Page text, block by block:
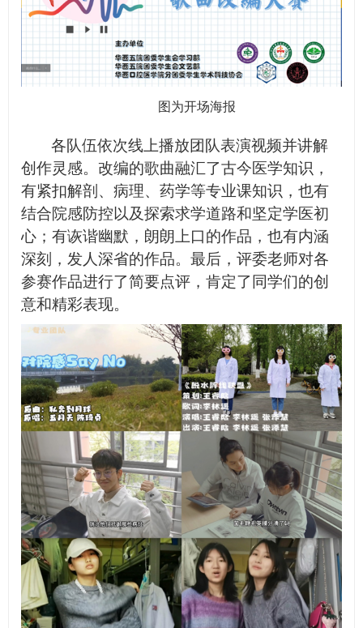
图为开场海报
各队伍依次线上播放团队表演视频并讲解
创作灵感。改编的歌曲融汇了古今医学知识，
有紧扣解剖、病理、药学等专业课知识，也有
结合院感防控以及探索求学道路和坚定学医初
心；有诙谐幽默，朗朗上口的作品，也有内涵
深刻，发人深省的作品。最后，评委老师对各
参赛作品进行了简要点评，肯定了同学们的创
意和精彩表现。